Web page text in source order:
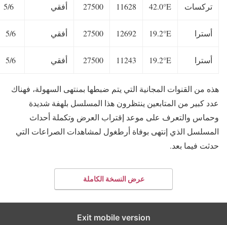
تركسات 42.0°E
11628
27500 أفقي
أسترا 19.2°E
12692
27500 أفقي
أسترا 19.2°E
11243
27500 أفقي
هذه من القنوات المجانية التي يتم ضبطها بمنتهى السهولة، فهناك
عدد كبير من المتابعين ينتظرون هذا المسلسل بلهفة شديدة
وحماس والتعرف على موعد إقتراب العرض وتكملة أحداث
المسلسل الذي إنتهى بوفاة أرطغول لمشاهدات الصراعات التي
حدثت فيما بعد.
عرض النسخة الكاملة
Exit mobile version